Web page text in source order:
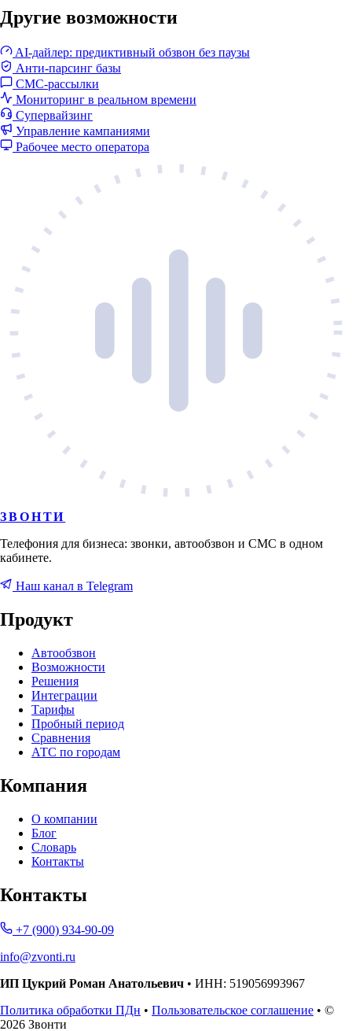
Другие возможности
AI-дайлер: предиктивный обзвон без паузы
Анти-парсинг базы
СМС-рассылки
Мониторинг в реальном времени
Супервайзинг
Управление кампаниями
Рабочее место оператора
ЗВОНТИ
Телефония для бизнеса: звонки, автообзвон и СМС в одном
кабинете.
Наш канал в Telegram
Продукт
Автообзвон
Возможности
Решения
Интеграции
Тарифы
Пробный период
Сравнения
АТС по городам
Компания
О компании
Блог
Словарь
Контакты
Контакты
+7 (900) 934-90-09
info@zvonti.ru
ИП Цукрий Роман Анатольевич • ИНН: 519056993967
Политика обработки ПДн • Пользовательское соглашение • ©
2026 Звонти